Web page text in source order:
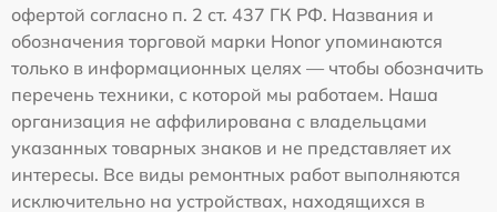
офертой согласно п. 2 ст. 437 ГК РФ. Названия и
обозначения торговой марки Honor упоминаются
только в информационных целях — чтобы обозначить
перечень техники, с которой мы работаем. Наша
организация не аффилирована с владельцами
указанных товарных знаков и не представляет их
интересы. Все виды ремонтных работ выполняются
исключительно на устройствах, находящихся в